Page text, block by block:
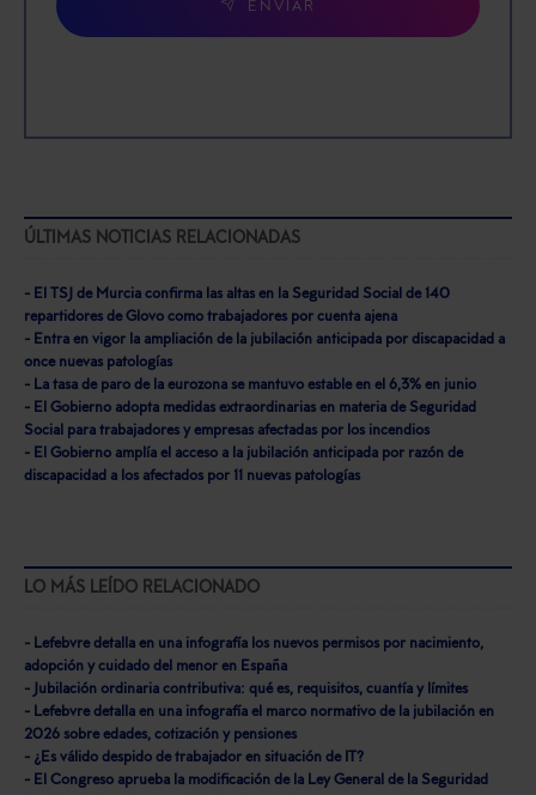
ENVIAR
ÚLTIMAS NOTICIAS RELACIONADAS
- El TSJ de Murcia confirma las altas en la Seguridad Social de 140
repartidores de Glovo como trabajadores por cuenta ajena
- Entra en vigor la ampliación de la jubilación anticipada por discapacidad a
once nuevas patologías
- La tasa de paro de la eurozona se mantuvo estable en el 6,3% en junio
- El Gobierno adopta medidas extraordinarias en materia de Seguridad
Social para trabajadores y empresas afectadas por los incendios
- El Gobierno amplía el acceso a la jubilación anticipada por razón de
discapacidad a los afectados por 11 nuevas patologías
LO MÁS LEÍDO RELACIONADO
- Lefebvre detalla en una infografía los nuevos permisos por nacimiento,
adopción y cuidado del menor en España
- Jubilación ordinaria contributiva: qué es, requisitos, cuantía y límites
- Lefebvre detalla en una infografía el marco normativo de la jubilación en
2026 sobre edades, cotización y pensiones
- ¿Es válido despido de trabajador en situación de IT?
- El Congreso aprueba la modificación de la Ley General de la Seguridad